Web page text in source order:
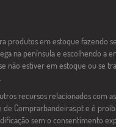
produtos em estoque fazendo
na península e escolhendo a
não estiver em estoque ou se
recursos relacionados com
Comprarbandeiras.pt e é
sem o consentimento